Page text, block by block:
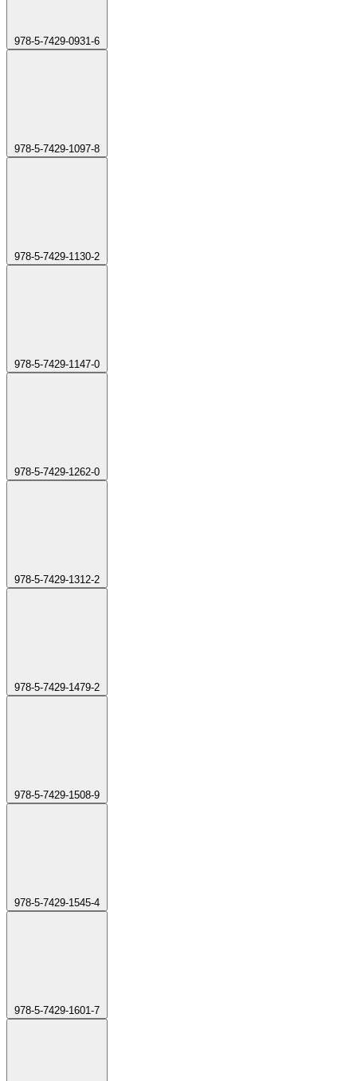
978-5-7429-0931-6
978-5-7429-1097-8
978-5-7429-1130-2
978-5-7429-1147-0
978-5-7429-1262-0
978-5-7429-1312-2
978-5-7429-1479-2
978-5-7429-1508-9
978-5-7429-1545-4
978-5-7429-1601-7